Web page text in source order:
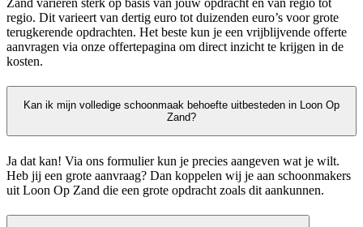
regio. Dit varieert van dertig euro tot duizenden euro’s voor grote
terugkerende opdrachten. Het beste kun je een vrijblijvende offerte
aanvragen via onze offertepagina om direct inzicht te krijgen in de
kosten.
Kan ik mijn volledige schoonmaak behoefte uitbesteden in Loon Op
Zand?
Ja dat kan! Via ons formulier kun je precies aangeven wat je wilt.
Heb jij een grote aanvraag? Dan koppelen wij je aan schoonmakers
uit Loon Op Zand die een grote opdracht zoals dit aankunnen.